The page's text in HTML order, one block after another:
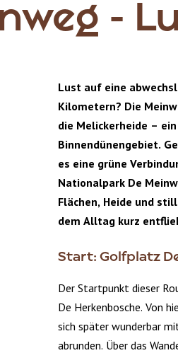
-
Lust auf eine
Kilometern? Die
die Melickerheide –
Binnendünengebiet.
es eine grüne
Nationalpark De
Flächen, Heide und
dem Alltag kurz
Start: Golfplatz
Der Startpunkt dieser
De Herkenbosche. Von
sich später wunderbar
abrunden. Über das